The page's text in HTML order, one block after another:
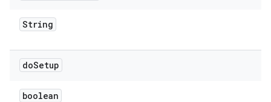
String
doSetup
boolean